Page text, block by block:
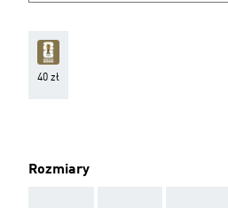
40 zł
Rozmiary